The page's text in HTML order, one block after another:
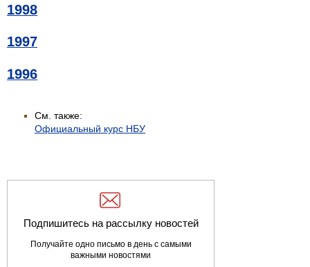
1998
1997
1996
См. также:
Официальный курс НБУ
Подпишитесь на рассылку новостей
Получайте одно письмо в день с самыми
важными новостями